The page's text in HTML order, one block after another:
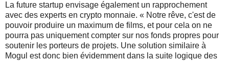
La future startup envisage également un rapprochement
avec des experts en crypto monnaie. « Notre rêve, c'est de
pouvoir produire un maximum de films, et pour cela on ne
pourra pas uniquement compter sur nos fonds propres pour
soutenir les porteurs de projets. Une solution similaire à
Mogul est donc bien évidemment dans la suite logique des